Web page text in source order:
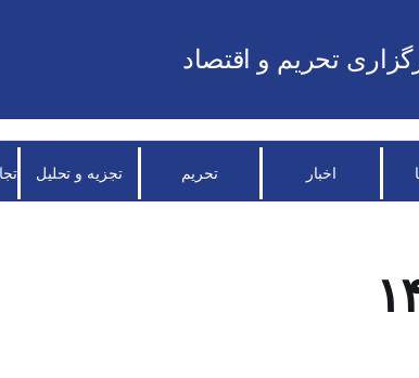
تحریم و اقتصاد
اخبار تحریم تجزیه و تحلیل